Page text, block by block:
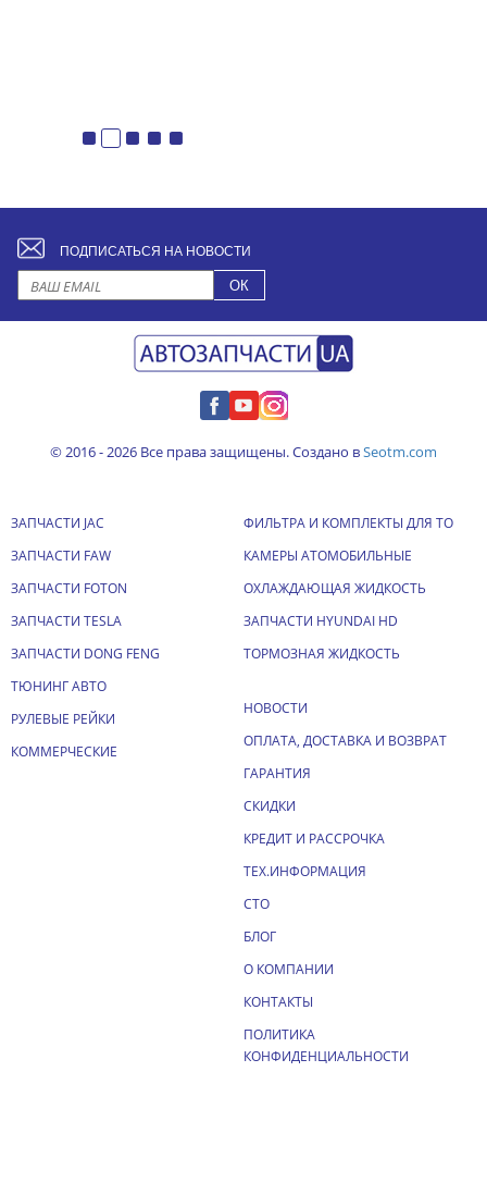
ПОДПИСАТЬСЯ НА НОВОСТИ
© 2016 - 2026 Все права защищены. Создано вSeotm.com
ЗАПЧАСТИ JAC
ЗАПЧАСТИ FAW
ЗАПЧАСТИ FOTON
ЗАПЧАСТИ TESLA
ЗАПЧАСТИ DONG FENG
ТЮНИНГ АВТО
РУЛЕВЫЕ РЕЙКИ
КОММЕРЧЕСКИЕ
ФИЛЬТРА И КОМПЛЕКТЫ ДЛЯ ТО
КАМЕРЫ АТОМОБИЛЬНЫЕ
ОХЛАЖДАЮЩАЯ ЖИДКОСТЬ
ЗАПЧАСТИ HYUNDAI HD
ТОРМОЗНАЯ ЖИДКОСТЬ
НОВОСТИ
ОПЛАТА, ДОСТАВКА И ВОЗВРАТ
ГАРАНТИЯ
СКИДКИ
КРЕДИТ И РАССРОЧКА
ТЕХ.ИНФОРМАЦИЯ
СТО
БЛОГ
О КОМПАНИИ
КОНТАКТЫ
ПОЛИТИКА
КОНФИДЕНЦИАЛЬНОСТИ